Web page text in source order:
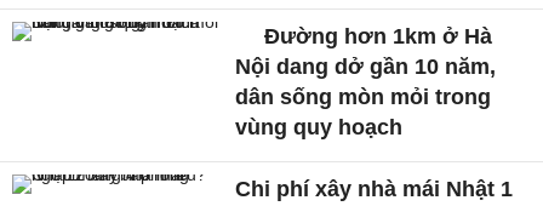
Đường hơn 1km ở Hà
Nội dang dở gần 10 năm,
dân sống mòn mỏi trong
vùng quy hoạch
Chi phí xây nhà mái Nhật 1